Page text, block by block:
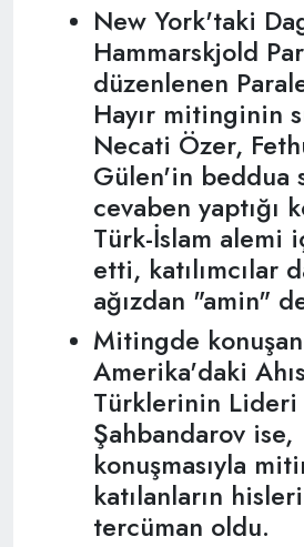
New York'taki
Hammarskjold
düzenlenen
Hayır mitinginin
Necati Özer,
Gülen'in beddua
cevaben yaptığı
Türk-İslam alemi
etti, katılımcılar
ağızdan "amin"
Mitingde konuşan
Amerika'daki
Türklerinin Lideri
Şahbandarov ise,
konuşmasıyla
katılanların
tercüman oldu.